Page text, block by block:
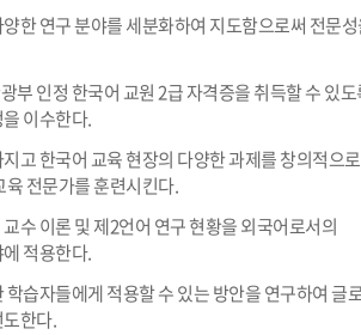
한 연구 분야를 세분화하여 지도함으로써 전문
부 인정 한국어 교원 2급 자격증을 취득할 수 있
이수한다.
고 한국어 교육 현장의 다양한 과제를 창의적으로
육 전문가를 훈련시킨다.
수 이론 및 제2언어 연구 현황을 외국어로서의
적용한다.
학습자들에게 적용할 수 있는 방안을 연구하여 글
한다.